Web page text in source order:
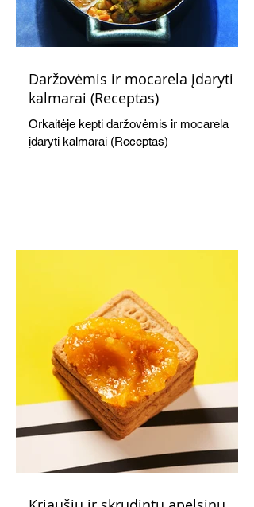
Daržovėmis ir mocarela įdaryti
kalmarai (Receptas)
Orkaitėje kepti daržovėmis ir mocarela
įdaryti kalmarai (Receptas)